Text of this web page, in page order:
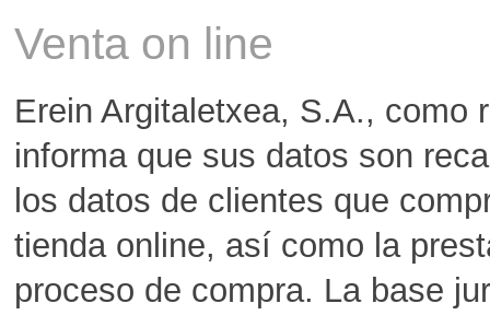
Venta on line
Erein Argitaletxea, S.A., como
informa que sus datos son
los datos de clientes que
tienda online, así como la
proceso de compra. La base